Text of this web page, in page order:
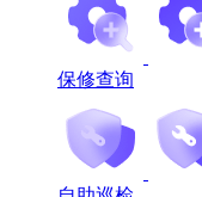
保修查询